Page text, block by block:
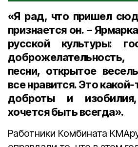
«Я рад, что пришел
признается он. –
русской культуры:
песни, открытое
все нравится. Это
доброты и
хочется быть всегда».
Работники Комбината